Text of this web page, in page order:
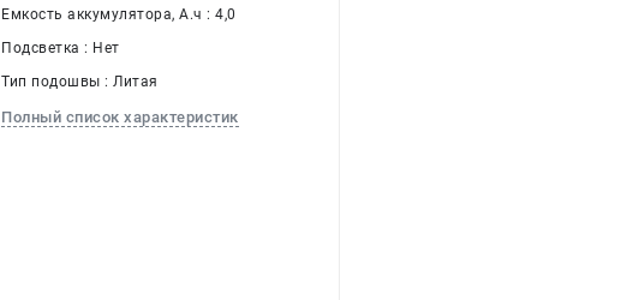
Емкость аккумулятора, А.ч : 4,0
Подсветка : Нет
Тип подошвы : Литая
Полный список характеристик